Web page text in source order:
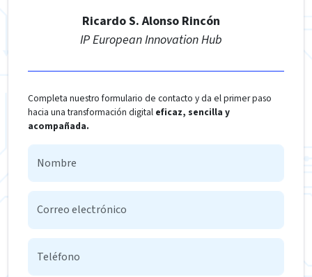
Ricardo S. Alonso Rincón
IP European Innovation Hub
Completa nuestro formulario de contacto y da el primer paso
hacia una transformación digital eficaz, sencilla y
acompañada.